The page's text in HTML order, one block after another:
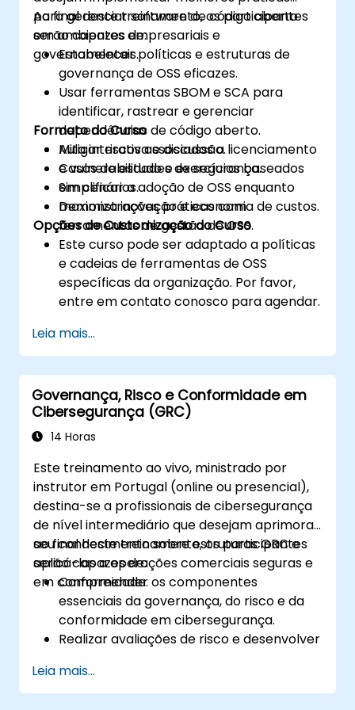
para gerenciar software de código aberto
em ambientes empresariais e
governamentais.
Ao final deste treinamento, os participantes
serão capazes de:
Estabelecer políticas e estruturas de
governança de OSS eficazes.
Usar ferramentas SBOM e SCA para
identificar, rastrear e gerenciar
dependências de código aberto.
Mitigar riscos associados a licenciamento
e vulnerabilidades de segurança.
Simplificar a adoção de OSS enquanto
maximiza inovação e economia de custos.
Formato do Curso
Aula interativa e discussão.
Casos de estudo e exercícios baseados
em cenários.
Demonstrações práticas com
ferramentas de gestão de OSS.
Opções de Customização do Curso
Este curso pode ser adaptado a políticas
e cadeias de ferramentas de OSS
específicas da organização. Por favor,
entre em contato conosco para agendar.
Leia mais...
Governança, Risco e Conformidade em
Cibersegurança (GRC)
14 Horas
Este treinamento ao vivo, ministrado por
instrutor em Portugal (online ou presencial),
destina-se a profissionais de cibersegurança
de nível intermediário que desejam aprimorar
seu conhecimento sobre estruturas GRC e
aplicá-las a operações comerciais seguras e
em conformidade.
ao final deste treinamento, os participantes
serão capazes de:
Compreender os componentes
essenciais da governança, do risco e da
conformidade em cibersegurança.
Realizar avaliações de risco e desenvolver
Implementar medidas de conformidade e
gerenciar requisitos regulatórios.
Leia mais...